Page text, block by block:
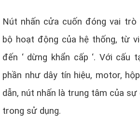
Nút nhấn cửa cuốn đóng vai trò
bộ hoạt động của hệ thống, từ
đến ‘ dừng khẩn cấp ‘. Với cấu
phần như dây tín hiệu, motor,
dẫn, nút nhấn là trung tâm của
trong sử dụng.